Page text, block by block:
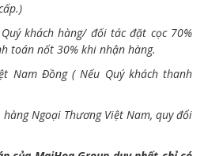
khách hàng/ đối tác đặt cọc 70%
toán nốt 30% khi nhận hàng.
Nam Đồng ( Nếu Quý khách thanh
Ngoại Thương Việt Nam, quy đổi